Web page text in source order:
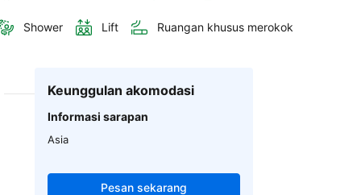
Shower Lift Ruangan khusus merokok
Keunggulan akomodasi
Informasi sarapan
Asia
Pesan sekarang